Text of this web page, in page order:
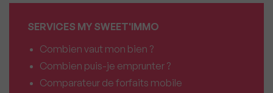
SERVICES MY SWEET'IMMO
Combien vaut mon bien ?
Combien puis-je emprunter ?
Comparateur de forfaits mobile